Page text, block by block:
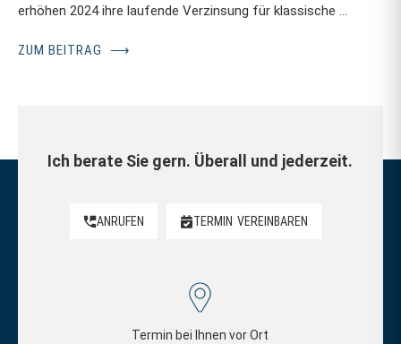
erhöhen 2024 ihre laufende Verzinsung für klassische …
ZUM BEITRAG ⟶
Ich berate Sie gern. Überall und jederzeit.
ANRUFEN TERMIN VEREINBAREN
Termin bei Ihnen vor Ort